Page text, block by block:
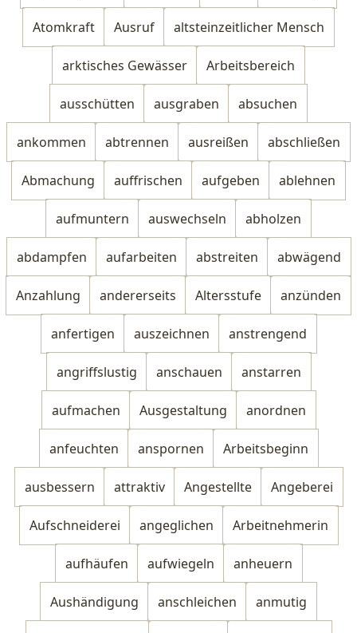
Atomkraft Ausruf altsteinzeitlicher Mensch
arktisches Gewässer Arbeitsbereich
ausschütten ausgraben absuchen
ankommen abtrennen ausreißen abschließen
Abmachung auffrischen aufgeben ablehnen
aufmuntern auswechseln abholzen
abdampfen aufarbeiten abstreiten abwägend
Anzahlung andererseits Altersstufe anzünden
anfertigen auszeichnen anstrengend
angriffslustig anschauen anstarren
aufmachen Ausgestaltung anordnen
anfeuchten anspornen Arbeitsbeginn
ausbessern attraktiv Angestellte Angeberei
Aufschneiderei angeglichen Arbeitnehmerin
aufhäufen aufwiegeln anheuern
Aushändigung anschleichen anmutig